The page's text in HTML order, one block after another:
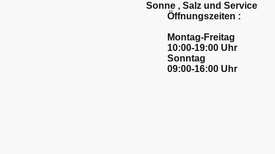
Sonne , Salz und Service
Öffnungszeiten :
Montag-Freitag
10:00-19:00 Uhr
Sonntag
09:00-16:00 Uhr